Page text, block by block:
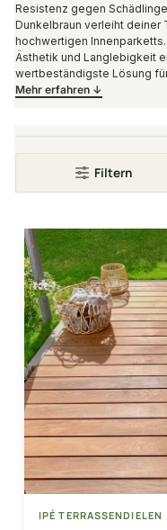
Resistenz gegen
Dunkelbraun verleiht deiner
hochwertigen
Ästhetik und Langlebigkeit
wertbeständigste Lösung
Mehr erfahren ↓
Filtern
IPÉ TERRASSENDIELEN